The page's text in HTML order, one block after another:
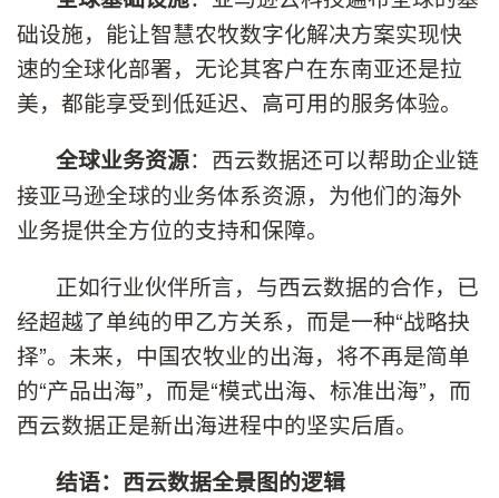
础设施，能让智慧农牧数字化解决方案实现快
速的全球化部署，无论其客户在东南亚还是拉
美，都能享受到低延迟、高可用的服务体验。
全球业务资源：西云数据还可以帮助企业链
接亚马逊全球的业务体系资源，为他们的海外
业务提供全方位的支持和保障。
正如行业伙伴所言，与西云数据的合作，已
经超越了单纯的甲乙方关系，而是一种“战略抉
择”。未来，中国农牧业的出海，将不再是简单
的“产品出海”，而是“模式出海、标准出海”，而
西云数据正是新出海进程中的坚实后盾。
结语：西云数据全景图的逻辑